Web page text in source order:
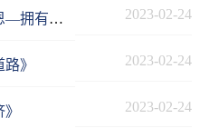
省二等奖《眼看世界，心怀感恩—拥有感恩之心，体验感恩之情》 2023-02-24
》 2023-02-24
2023-02-24